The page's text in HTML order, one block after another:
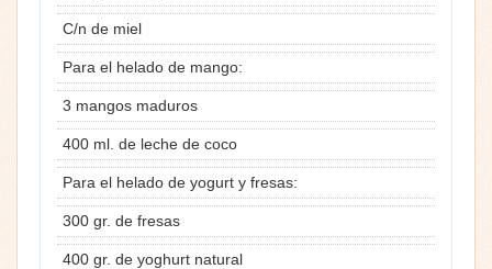
C/n de miel
Para el helado de mango:
3 mangos maduros
400 ml. de leche de coco
Para el helado de yogurt y fresas:
300 gr. de fresas
400 gr. de yoghurt natural